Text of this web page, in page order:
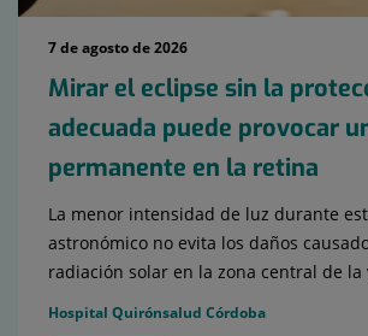
7 de agosto de 2026
Mirar el eclipse sin la
adecuada puede provocar
permanente en la retina
La menor intensidad de luz durante
astronómico no evita los daños
radiación solar en la zona central de la
Hospital Quirónsalud Córdoba